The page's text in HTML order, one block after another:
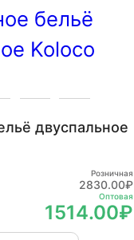
двуспальное
Оптовая
1514.00₽
Розничная
2830.00₽